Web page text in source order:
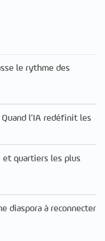
le rythme des
l’IA redéfinit les
et quartiers les plus
diaspora à reconnecter